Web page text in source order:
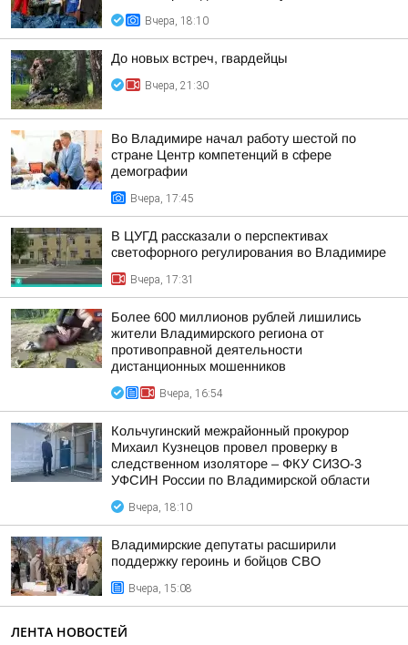
Вчера, 18:10
До новых встреч, гвардейцы
Вчера, 21:30
Во Владимире начал работу шестой по
стране Центр компетенций в сфере
демографии
Вчера, 17:45
В ЦУГД рассказали о перспективах
светофорного регулирования во Владимире
Вчера, 17:31
Более 600 миллионов рублей лишились
жители Владимирского региона от
противоправной деятельности
дистанционных мошенников
Вчера, 16:54
Кольчугинский межрайонный прокурор
Михаил Кузнецов провел проверку в
следственном изоляторе – ФКУ СИЗО-3
УФСИН России по Владимирской области
Вчера, 18:10
Владимирские депутаты расширили
поддержку героинь и бойцов СВО
Вчера, 15:08
ЛЕНТА НОВОСТЕЙ